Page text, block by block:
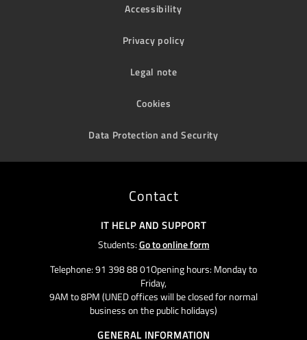
Accessibility
Privacy policy
Legal note
Cookies
Data Protection and Security
Contact
IT HELP AND SUPPORT
Students:Go to online form
Telephone: 91 398 88 01Opening hours: Monday to
Friday,
9AM to 8PM (UNED offices will be closed for normal
business on the public holidays)
GENERAL INFORMATION